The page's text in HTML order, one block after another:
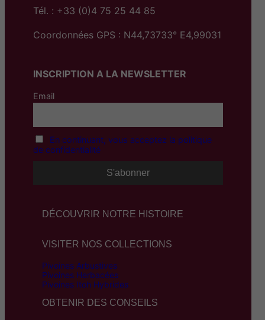
Tél. : +33 (0)4 75 25 44 85
Coordonnées GPS : N44,73733° E4,99031
INSCRIPTION A LA NEWSLETTER
Email
En continuant, vous acceptez la politique
de confidentialité
DÉCOUVRIR NOTRE HISTOIRE
VISITER NOS COLLECTIONS
Pivoines Arbustives
Pivoines Herbacées
Pivoines Itoh Hybrides
OBTENIR DES CONSEILS